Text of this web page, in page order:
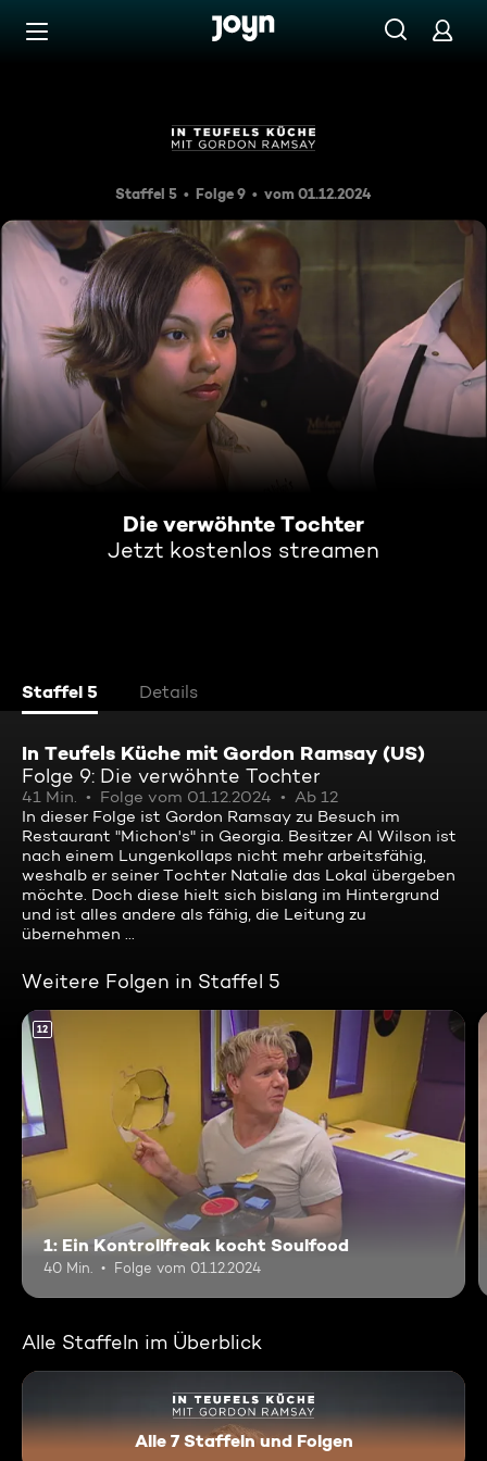
Zum Inhalt springen
Staffel 5 Folge 9 vom 01.12.2024
Die verwöhnte Tochter
Jetzt kostenlos streamen
Staffel 5 Details
In Teufels Küche mit Gordon Ramsay (US)
Folge 9: Die verwöhnte Tochter
41 Min. Folge vom 01.12.2024
Ab 12
In dieser Folge ist Gordon Ramsay zu Besuch im
Restaurant "Michon's" in Georgia. Besitzer Al Wilson ist
nach einem Lungenkollaps nicht mehr arbeitsfähig,
weshalb er seiner Tochter Natalie das Lokal übergeben
möchte. Doch diese hielt sich bislang im Hintergrund
und ist alles andere als fähig, die Leitung zu
übernehmen ...
Weitere Folgen in Staffel 5
12
1: Ein Kontrollfreak kocht Soulfood
40 Min. Folge vom 01.12.2024
Alle Staffeln im Überblick
Alle 7 Staffeln und Folgen